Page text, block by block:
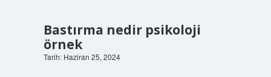
Bastırma nedir psikoloji
örnek
Tarih: Haziran 25, 2024